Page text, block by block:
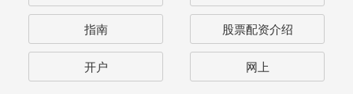
指南 股票配资介绍
开户 网上